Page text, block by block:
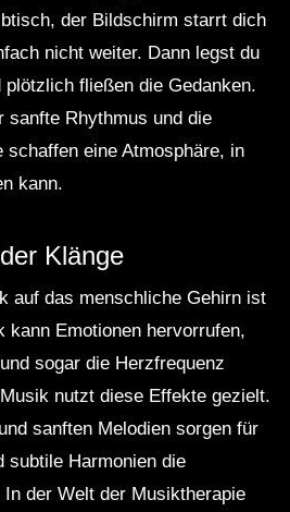
der Bildschirm starrt dich
nicht weiter. Dann legst du
fließen die Gedanken.
sanfte Rhythmus und die
schaffen eine Atmosphäre, in
kann.
Klänge
auf das menschliche Gehirn ist
kann Emotionen hervorrufen,
sogar die Herzfrequenz
nutzt diese Effekte gezielt.
sanften Melodien sorgen für
subtile Harmonien die
der Welt der Musiktherapie